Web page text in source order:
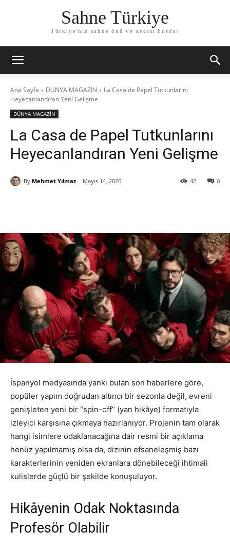
Sahne Türkiye
Türkiye'nin sahne önü ve arkası burda!
Ana Sayfa DÜNYA MAGAZİN
La Casa de Papel Tutkunlarını
Heyecanlandıran Yeni Gelişme
DÜNYA MAGAZİN
La Casa de Papel Tutkunlarını
Heyecanlandıran Yeni Gelişme
By Mehmet Yılmaz Mayıs 14, 2026 0
42
İspanyol medyasında yankı bulan son haberlere göre,
popüler yapım doğrudan altıncı bir sezonla değil, evreni
genişleten yeni bir “spin-off” (yan hikâye) formatıyla
izleyici karşısına çıkmaya hazırlanıyor. Projenin tam olarak
hangi isimlere odaklanacağına dair resmi bir açıklama
henüz yapılmamış olsa da, dizinin efsaneleşmiş bazı
karakterlerinin yeniden ekranlara dönebileceği ihtimali
kulislerde güçlü bir şekilde konuşuluyor.
Hikâyenin Odak Noktasında
Profesör Olabilir